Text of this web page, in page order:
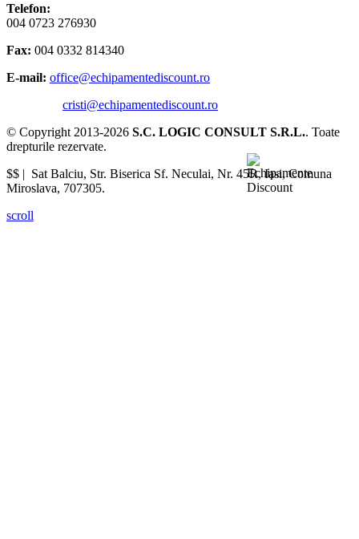
Telefon:
004 0723 276930
Fax: 004 0332 814340
E-mail: office@echipamentediscount.ro
cristi@echipamentediscount.ro
© Copyright 2013-2026 S.C. LOGIC CONSULT S.R.L.. Toate
drepturile rezervate.
$$ | Sat Balciu, Str. Biserica Sf. Neculai, Nr. 45R,Iasi,Comuna
Miroslava, 707305.
scroll